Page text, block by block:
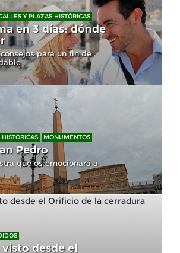
Y PLAZAS HISTÓRICAS
en 3 días: dónde
para un fin de
MONUMENTOS
Pedro
que os emocionará a
visto desde el